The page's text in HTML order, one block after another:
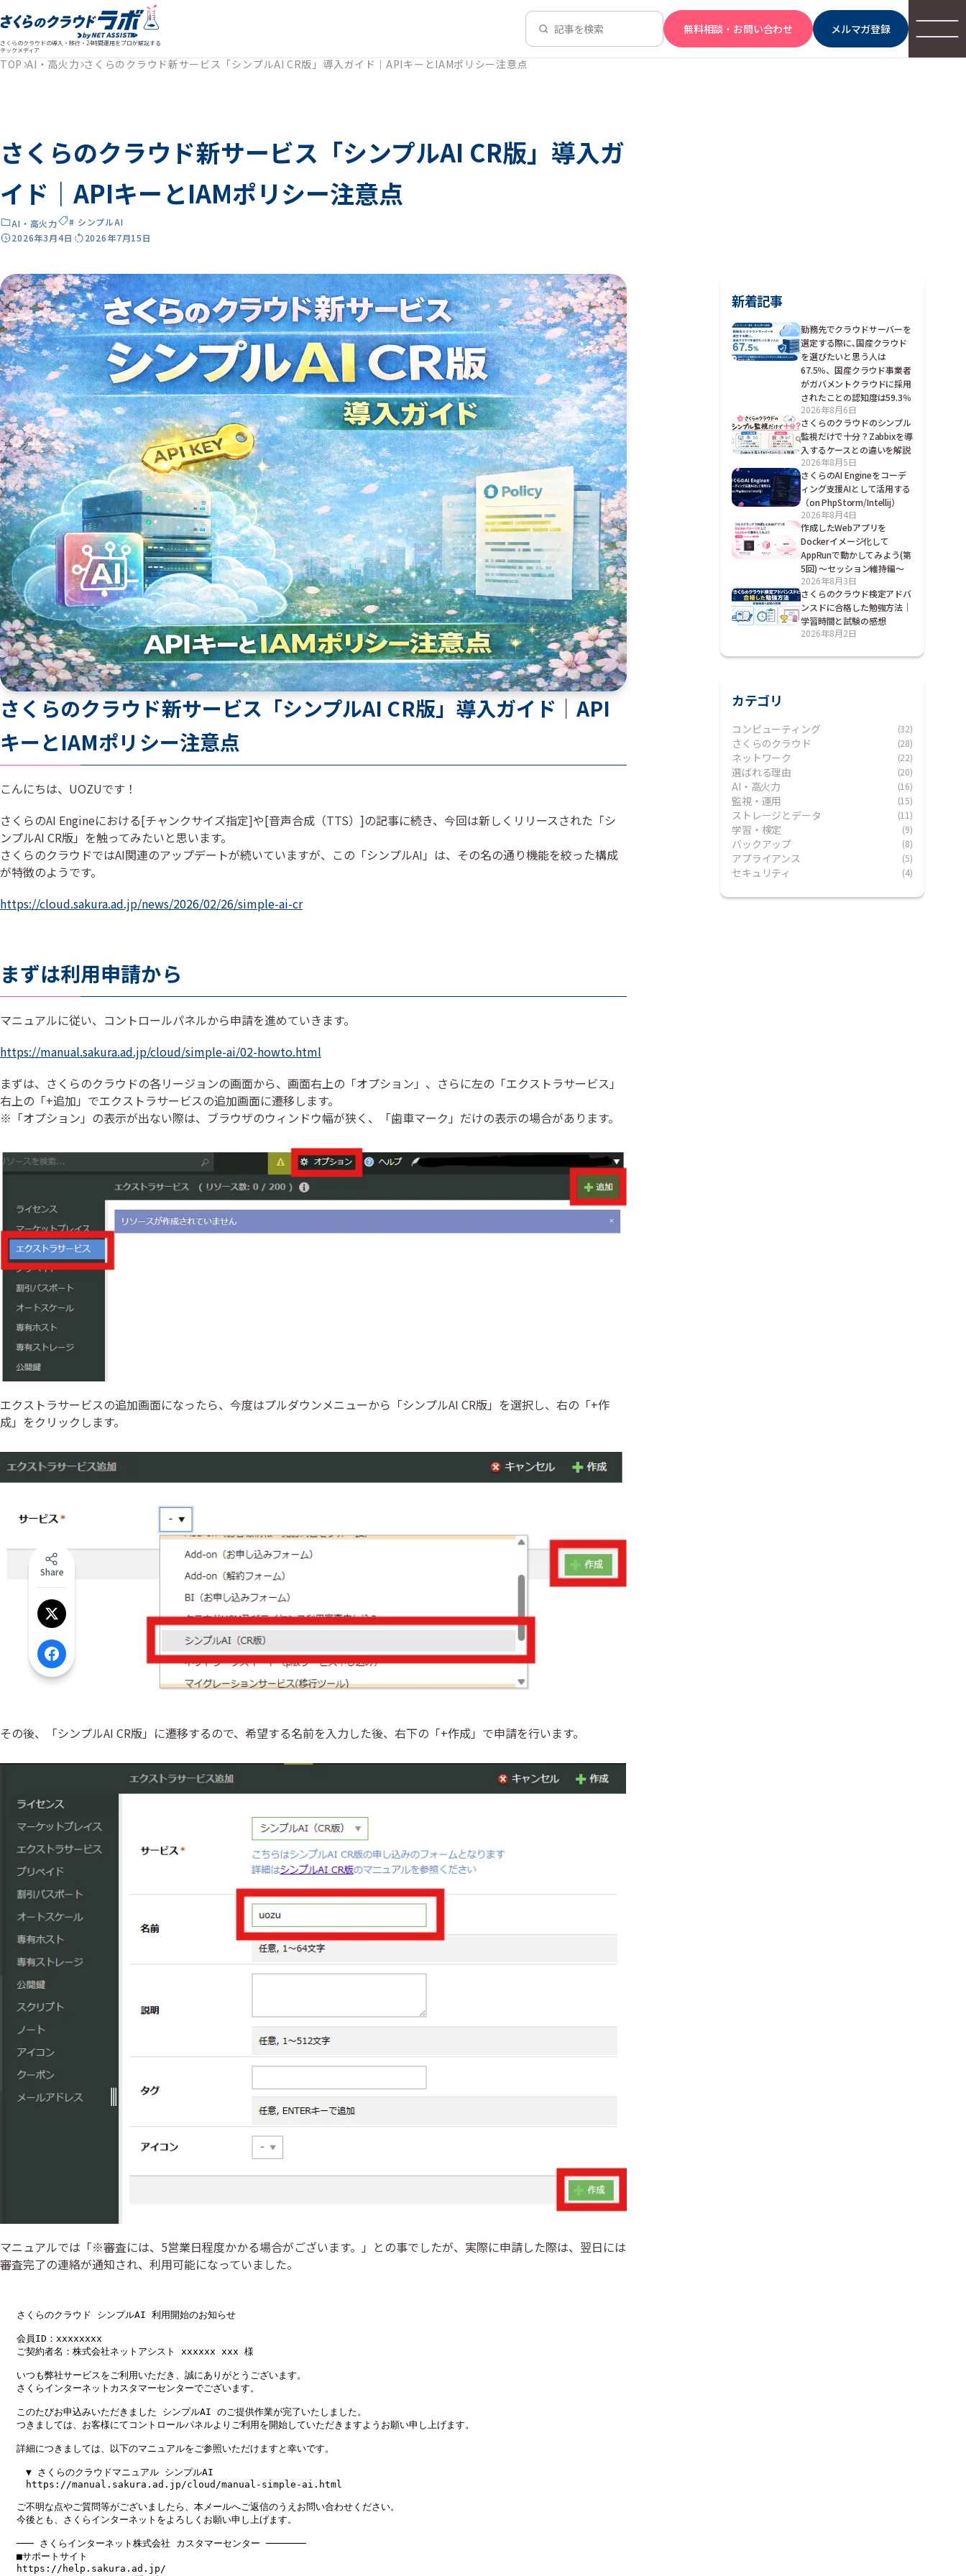
さくらのクラウドの導入・移行・24時間運用をプロが解説する
テックメディア
記事を検索 無料相談・お問い合わせ メルマガ登録
TOP AI・高火力 さくらのクラウド新サービス「シンプルAI CR版」導入ガイド｜APIキーとIAMポリシー注意点
さくらのクラウド新サービス「シンプルAI CR版」導入ガ
イド｜APIキーとIAMポリシー注意点
AI・高火力
# シンプルAI
2026年3月4日
2026年7月15日
さくらのクラウド新サービス「シンプルAI CR版」導入ガイド｜API
キーとIAMポリシー注意点
こんにちは、UOZUです！
さくらのAI Engineにおける[チャンクサイズ指定]や[音声合成（TTS）]の記事に続き、今回は新しくリリースされた「シ
ンプルAI CR版」を触ってみたいと思います。
さくらのクラウドではAI関連のアップデートが続いていますが、この「シンプルAI」は、その名の通り機能を絞った構成
が特徴のようです。
https://cloud.sakura.ad.jp/news/2026/02/26/simple-ai-cr
まずは利用申請から
マニュアルに従い、コントロールパネルから申請を進めていきます。
https://manual.sakura.ad.jp/cloud/simple-ai/02-howto.html
まずは、さくらのクラウドの各リージョンの画面から、画面右上の「オプション」、さらに左の「エクストラサービス」
右上の「+追加」でエクストラサービスの追加画面に遷移します。
※「オプション」の表示が出ない際は、ブラウザのウィンドウ幅が狭く、「歯車マーク」だけの表示の場合があります。
エクストラサービスの追加画面になったら、今度はプルダウンメニューから「シンプルAI CR版」を選択し、右の「+作
成」をクリックします。
その後、「シンプルAI CR版」に遷移するので、希望する名前を入力した後、右下の「+作成」で申請を行います。
マニュアルでは「※審査には、5営業日程度かかる場合がございます。」との事でしたが、実際に申請した際は、翌日には
審査完了の連絡が通知され、利用可能になっていました。
さくらのクラウド シンプルAI 利用開始のお知らせ
会員ID：xxxxxxxx
ご契約者名：株式会社ネットアシスト xxxxxx xxx 様
いつも弊社サービスをご利用いただき、誠にありがとうございます。
さくらインターネットカスタマーセンターでございます。
このたびお申込みいただきました シンプルAI のご提供作業が完了いたしました。
つきましては、お客様にてコントロールパネルよりご利用を開始していただきますようお願い申し上げます。
詳細につきましては、以下のマニュアルをご参照いただけますと幸いです。
▼ さくらのクラウドマニュアル シンプルAI
https://manual.sakura.ad.jp/cloud/manual-simple-ai.html
ご不明な点やご質問等がございましたら、本メールへご返信のうえお問い合わせください。
今後とも、さくらインターネットをよろしくお願い申し上げます。
─── さくらインターネット株式会社 カスタマーセンター ───────
■サポートサイト
https://help.sakura.ad.jp/
新着記事
勤務先でクラウドサーバーを
選定する際に､国産クラウド
を選びたいと思う人は
67.5％、国産クラウド事業者
がガバメントクラウドに採用
されたことの認知度は59.3％
2026年8月6日
さくらのクラウドのシンプル
監視だけで十分？Zabbixを導
入するケースとの違いを解説
2026年8月5日
さくらのAI Engineをコーデ
ィング支援AIとして活用する
（on PhpStorm/Intellij）
2026年8月4日
作成したWebアプリを
Dockerイメージ化して
AppRunで動かしてみよう(第
5回) ～セッション維持編～
2026年8月3日
さくらのクラウド検定アドバ
ンスドに合格した勉強方法｜
学習時間と試験の感想
2026年8月2日
カテゴリ
コンピューティング (32)
さくらのクラウド (28)
ネットワーク (22)
選ばれる理由 (20)
AI・高火力 (16)
監視・運用 (15)
ストレージとデータ (11)
学習・検定 (9)
バックアップ (8)
アプライアンス (5)
セキュリティ (4)
Share
Xでシェア
Facebookでシェア